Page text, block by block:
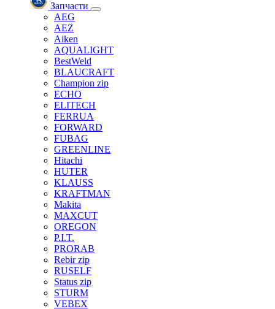
Запчасти
AEG
AEZ
Aiken
AQUALIGHT
BestWeld
BLAUCRAFT
Champion zip
ECHO
ELITECH
FERRUA
FORWARD
FUBAG
GREENLINE
Hitachi
HUTER
KLAUSS
KRAFTMAN
Makita
MAXCUT
OREGON
P.I.T.
PRORAB
Rebir zip
RUSELF
Status zip
STURM
VEBEX